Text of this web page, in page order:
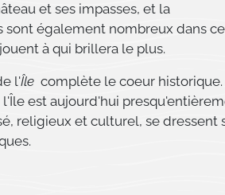
et ses impasses, et la
sont également nombreux dans
à qui brillera le plus.
l'Île complète le coeur historique.
est aujourd'hui
religieux et culturel, se dressent